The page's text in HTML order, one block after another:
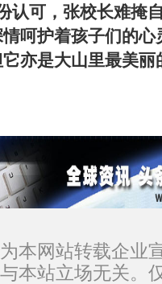
认可，张校长难掩
呵护着孩子们的心
亦是大山里最美丽
本网站转载企业
本站立场无关。